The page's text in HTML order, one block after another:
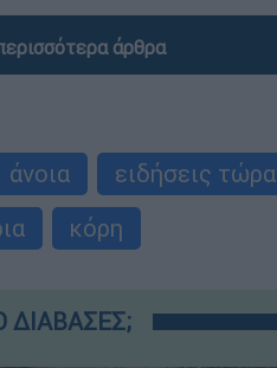
άρθρα
άνοια ειδήσεις τώρα
κόρη
ΔΙΑΒΑΣΕΣ;